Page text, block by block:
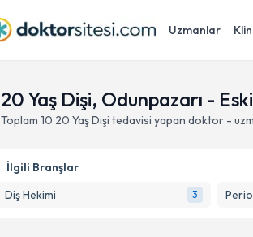
Uzmanlar
20 Yaş Dişi, Odunpazarı -
Toplam 10 20 Yaş Dişi tedavisi yapan doktor -
İlgili Branşlar
Diş Hekimi
3